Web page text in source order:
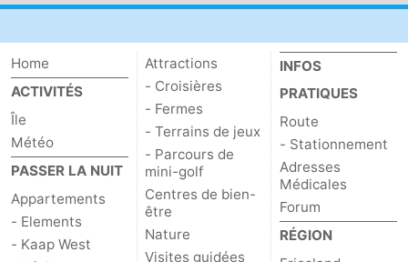
Home
ACTIVITÉS
Île
Météo
PASSER LA NUIT
Appartements
- Elements
- Kaap West
Attractions
- Croisières
- Fermes
- Terrains de jeux
- Parcours de
mini-golf
Centres de bien-
être
Nature
Visites guidées
INFOS
PRATIQUES
Route
- Stationnement
Adresses
Médicales
Forum
RÉGION